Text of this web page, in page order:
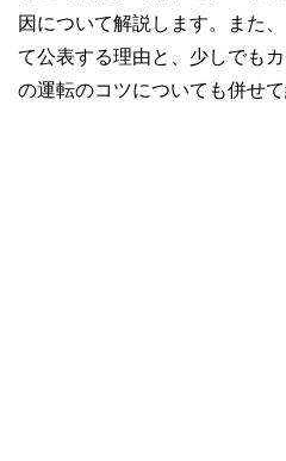
因について解説します。また
て公表する理由と、少しでも
の運転のコツについても併せて